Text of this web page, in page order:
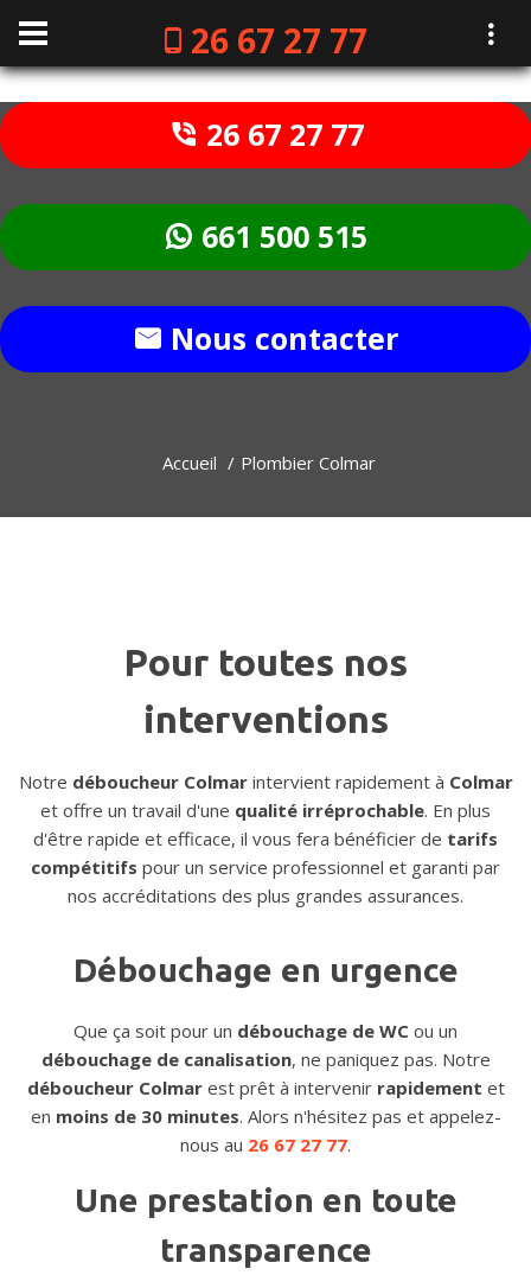
26 67 27 77
26 67 27 77
661 500 515
Nous contacter
Accueil Plombier Colmar
Pour toutes nos
interventions
Notre déboucheur Colmarintervient rapidement à Colmar
et offre un travail d'une qualité irréprochable. En plus
d'être rapide et efficace, il vous fera bénéficier de tarifs
compétitifs pour un service professionnel et garanti par
nos accréditations des plus grandes assurances.
Débouchage en urgence
Que ça soit pour un débouchage de WC ou un
débouchage de canalisation, ne paniquez pas. Notre
déboucheur Colmarest prêt à intervenir rapidement et
en moins de 30 minutes. Alors n'hésitez pas et appelez-
nous au 26 67 27 77.
Une prestation en toute
transparence